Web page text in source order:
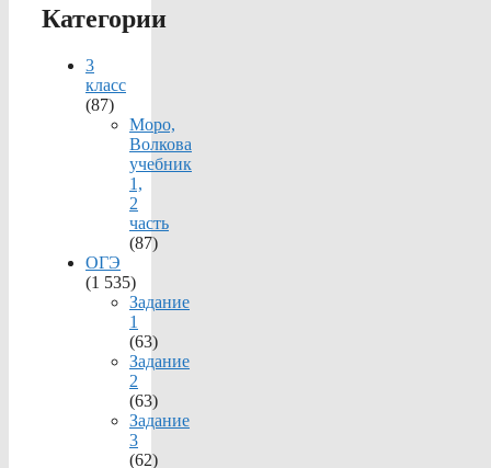
Категории
3
класс
(87)
Моро,
Волкова
учебник
1,
2
часть
(87)
ОГЭ
(1 535)
Задание
1
(63)
Задание
2
(63)
Задание
3
(62)